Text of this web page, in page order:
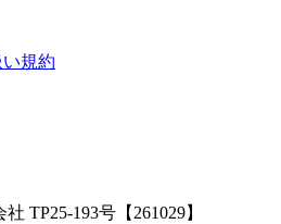
規約
TP25-193号【261029】